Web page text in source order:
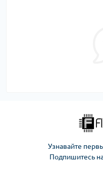
Узнавайте
Подпишитесь